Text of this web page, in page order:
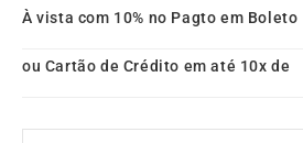
À vista com 10% no Pagto em Boleto
ou Cartão de Crédito em até 10x de